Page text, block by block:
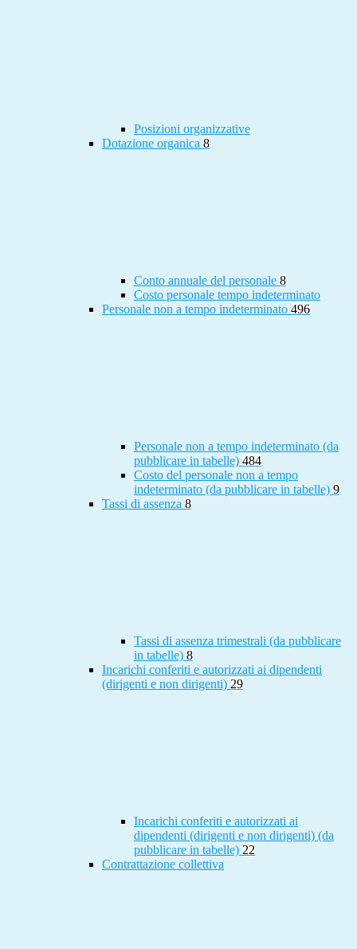
Posizioni organizzative
Dotazione organica 8
Conto annuale del personale 8
Costo personale tempo indeterminato
Personale non a tempo indeterminato 496
Personale non a tempo indeterminato (da
pubblicare in tabelle) 484
Costo del personale non a tempo
indeterminato (da pubblicare in tabelle) 9
Tassi di assenza 8
Tassi di assenza trimestrali (da pubblicare
in tabelle) 8
Incarichi conferiti e autorizzati ai dipendenti
(dirigenti e non dirigenti) 29
Incarichi conferiti e autorizzati ai
dipendenti (dirigenti e non dirigenti) (da
pubblicare in tabelle) 22
Contrattazione collettiva